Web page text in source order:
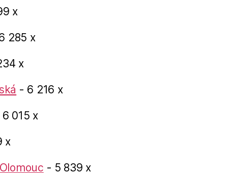
x
285 x
x
- 6 216 x
015 x
x
- 5 839 x